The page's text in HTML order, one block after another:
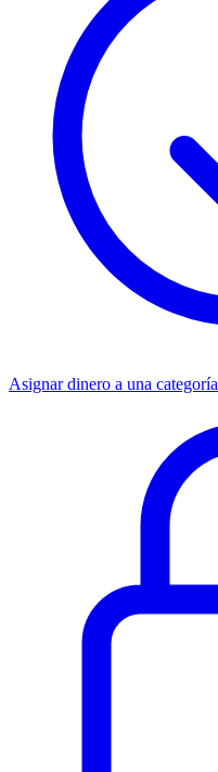
Asignar dinero a una categoría